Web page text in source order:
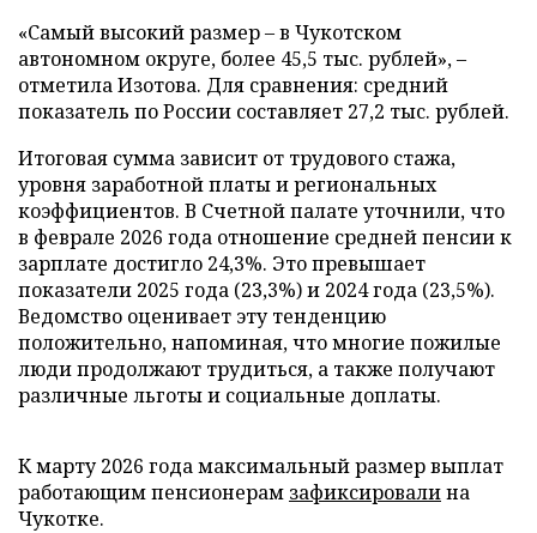
«Самый высокий размер – в Чукотском
автономном округе, более 45,5 тыс. рублей», –
отметила Изотова. Для сравнения: средний
показатель по России составляет 27,2 тыс. рублей.
Итоговая сумма зависит от трудового стажа,
уровня заработной платы и региональных
коэффициентов. В Счетной палате уточнили, что
в феврале 2026 года отношение средней пенсии к
зарплате достигло 24,3%. Это превышает
показатели 2025 года (23,3%) и 2024 года (23,5%).
Ведомство оценивает эту тенденцию
положительно, напоминая, что многие пожилые
люди продолжают трудиться, а также получают
различные льготы и социальные доплаты.
К марту 2026 года максимальный размер выплат
работающим пенсионерам зафиксировалина
Чукотке.